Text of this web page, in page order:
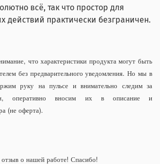
всё, так что простор для
действий практически безграничен.
что характеристики продукта могут быть
без предварительного уведомления. Но мы в
руку на пульсе и внимательно следим за
оперативно вносим их в описание и
(не оферта).
о нашей работе! Спасибо!